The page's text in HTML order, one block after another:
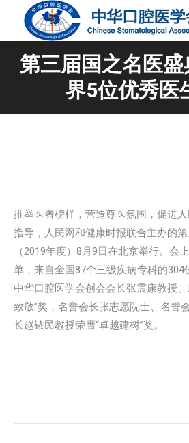
第三届国之名医
界5位优秀医
推举医者榜样，营造尊医氛围，促进
指导，人民网和健康时报联合主办的
（2019年度）8月9日在北京举行。会
单，来自全国87个三级疾病专科的304
中华口腔医学会创会会长张震康教授、
致敬”奖，名誉会长张志愿院士、名誉
长赵铱民教授荣膺“卓越建树”奖。